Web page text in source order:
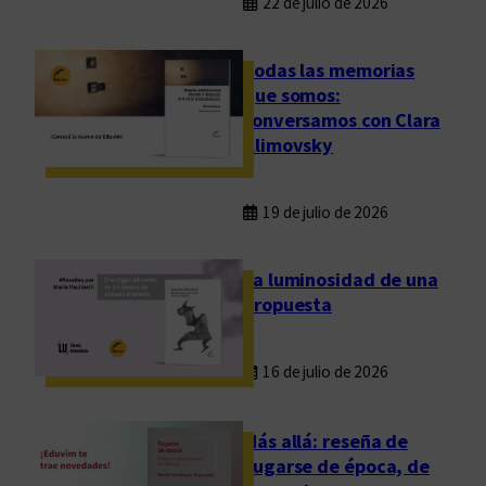
Todas las memorias
que somos:
conversamos con Clara
Klimovsky
19 de julio de 2026
La luminosidad de una
propuesta
16 de julio de 2026
Más allá: reseña de
Fugarse de época, de